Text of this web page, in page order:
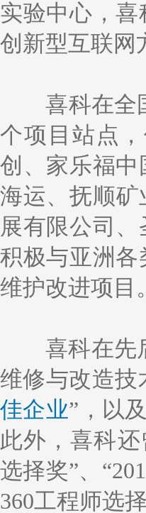
实验中心，
创新型互联网
喜科在全
个项目站点
创、家乐福
海运、抚顺
展有限公司
积极与亚洲
维护改进项目。
喜科在先
维修与改造技
佳企业”，以
此外，喜科还
选择奖”、
360工程师选